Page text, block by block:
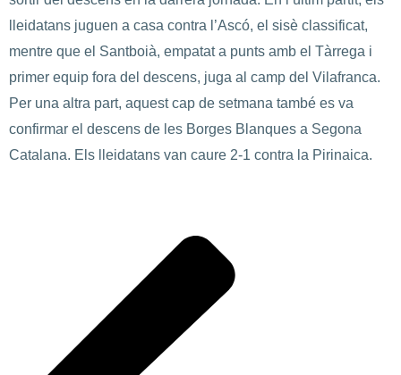
lleidatans juguen a casa contra l’Ascó, el sisè classificat,
mentre que el Santboià, empatat a punts amb el Tàrrega i
primer equip fora del descens, juga al camp del Vilafranca.
Per una altra part, aquest cap de setmana també es va
confirmar el descens de les Borges Blanques a Segona
Catalana. Els lleidatans van caure 2-1 contra la Pirinaica.